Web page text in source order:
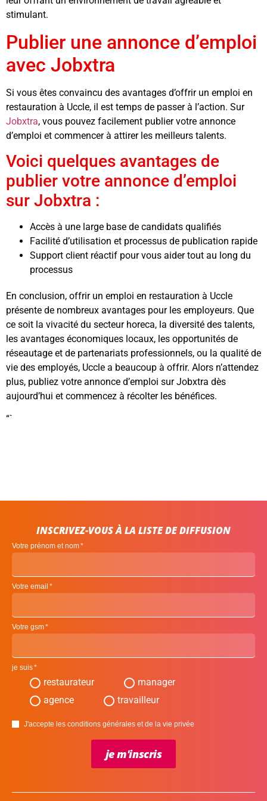
stimulant.
Publier une annonce d’emploi
avec Jobxtra
Si vous êtes convaincu des avantages d’offrir un emploi en
restauration à Uccle, il est temps de passer à l’action. Sur
Jobxtra, vous pouvez facilement publier votre annonce
d’emploi et commencer à attirer les meilleurs talents.
Voici quelques avantages de
publier votre annonce d’emploi
sur Jobxtra :
Accès à une large base de candidats qualifiés
Facilité d’utilisation et processus de publication rapide
Support client réactif pour vous aider tout au long du
processus
En conclusion, offrir un emploi en restauration à Uccle
présente de nombreux avantages pour les employeurs. Que
ce soit la vivacité du secteur horeca, la diversité des talents,
les avantages économiques locaux, les opportunités de
réseautage et de partenariats professionnels, ou la qualité de
vie des employés, Uccle a beaucoup à offrir. Alors n’attendez
plus, publiez votre annonce d’emploi sur Jobxtra dès
aujourd’hui et commencez à récolter les bénéfices.
“`
INSCRIVEZ-VOUS À LA LISTE DE DIFFUSION
Votre prénom et nom
Votre email
Votre gsm
je suis
restaurateur
manager
agence
travailleur
J'accepte les conditions générales et de la vie privée
je m'inscris